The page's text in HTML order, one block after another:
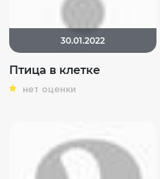
30.01.2022
Птица в клетке
нет оценки